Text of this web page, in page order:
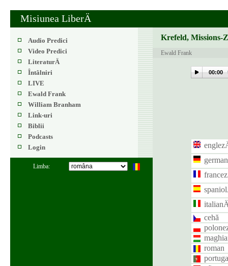
Misiunea LiberÄ
Audio Predici
Video Predici
LiteraturÄ
Întâlniri
LIVE
Ewald Frank
William Branham
Link-uri
Biblii
Podcasts
Login
Limba:
Krefeld, Missions-
Ewald Frank
00:00
cehă
roman